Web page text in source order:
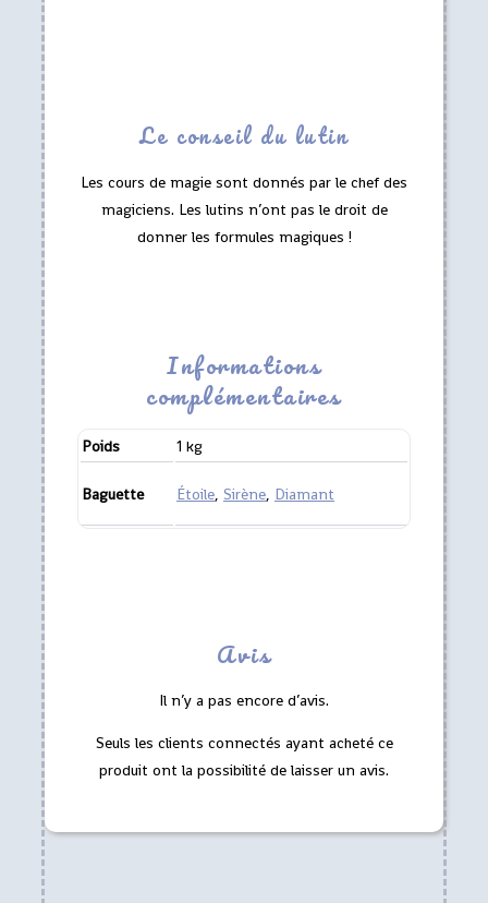
Le conseil du lutin
Les cours de magie sont donnés par le chef des
magiciens. Les lutins n’ont pas le droit de
donner les formules magiques !
Informations
complémentaires
Poids 1 kg
Baguette Étoile, Sirène, Diamant
Avis
Il n’y a pas encore d’avis.
Seuls les clients connectés ayant acheté ce
produit ont la possibilité de laisser un avis.